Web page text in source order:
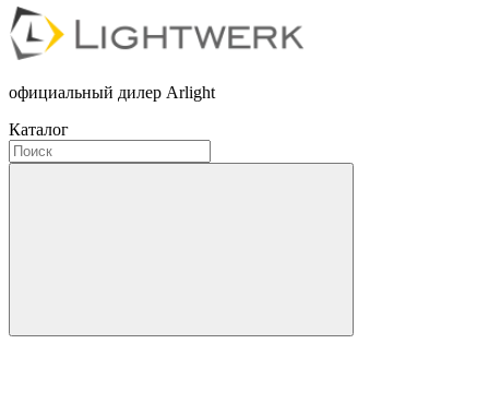
официальный дилер Arlight
Каталог